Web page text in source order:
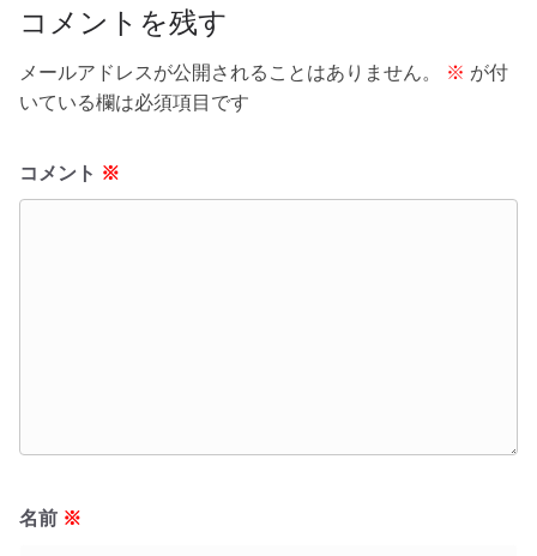
コメントを残す
メールアドレスが公開されることはありません。 ※ が付
いている欄は必須項目です
コメント ※
名前 ※